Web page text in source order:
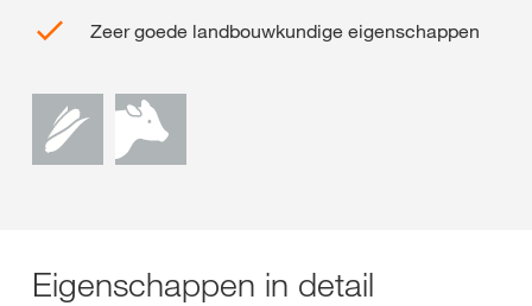
Zeer goede landbouwkundige eigenschappen
Eigenschappen in detail